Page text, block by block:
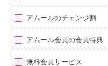
アムールのチェンジ割
アムール会員の会員特典
無料会員サービス